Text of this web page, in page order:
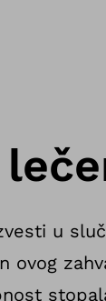
u